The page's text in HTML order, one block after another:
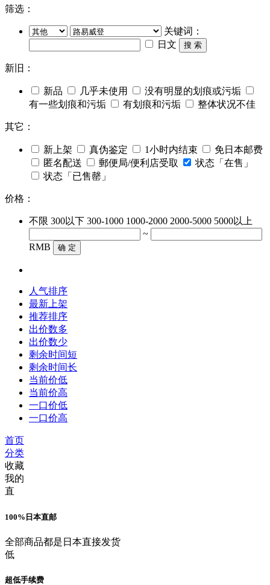
筛选：
关键词：
日文
搜 索
新旧：
新品 几乎未使用
没有明显的划痕或污垢
有一些划痕和污垢
有划痕和污垢 整体状况不佳
其它：
新上架 真伪鉴定 1小时内结束
免日本邮费
匿名配送
郵便局/便利店受取
状态「在售」
状态「已售罄」
价格：
不限 300以下 300-1000 1000-2000 2000-5000 5000以上
~
RMB
确 定
人气排序
最新上架
推荐排序
出价数多
出价数少
剩余时间短
剩余时间长
当前价低
当前价高
一口价低
一口价高
首页
分类
收藏
我的
直
100%日本直邮
全部商品都是日本直接发货
低
超低手续费